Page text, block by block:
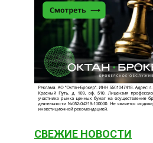
СВЕЖИЕ НОВОСТИ